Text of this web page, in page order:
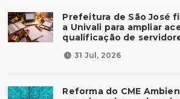
Prefeitura de São José
a Univali para ampliar
qualificação de
31 Jul, 2026
Reforma do CME